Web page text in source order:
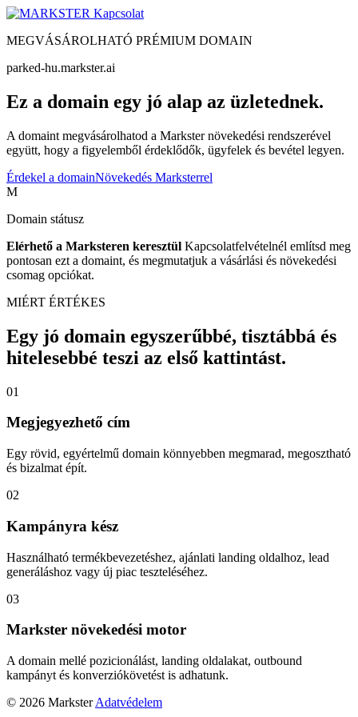
Kapcsolat
MEGVÁSÁROLHATÓ PRÉMIUM DOMAIN
parked-hu.markster.ai
Ez a domain egy jó alap az üzletednek.
A domaint megvásárolhatod a Markster növekedési rendszerével
együtt, hogy a figyelemből érdeklődők, ügyfelek és bevétel legyen.
Érdekel a domainNövekedés Marksterrel
M
Domain státusz
Elérhető a Marksteren keresztül Kapcsolatfelvételnél említsd meg
pontosan ezt a domaint, és megmutatjuk a vásárlási és növekedési
csomag opciókat.
MIÉRT ÉRTÉKES
Egy jó domain egyszerűbbé, tisztábbá és
hitelesebbé teszi az első kattintást.
01
Megjegyezhető cím
Egy rövid, egyértelmű domain könnyebben megmarad, megosztható
és bizalmat épít.
02
Kampányra kész
Használható termékbevezetéshez, ajánlati landing oldalhoz, lead
generáláshoz vagy új piac teszteléséhez.
03
Markster növekedési motor
A domain mellé pozicionálást, landing oldalakat, outbound
kampányt és konverziókövetést is adhatunk.
© 2026 Markster Adatvédelem